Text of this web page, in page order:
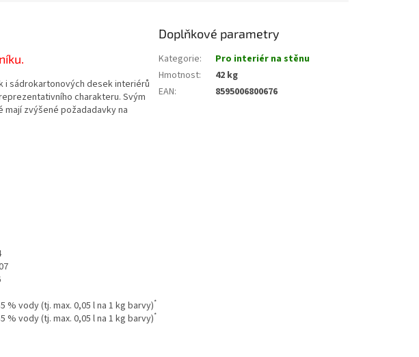
i sádrokartonových desek interiérů
charakteru. Svým
zvýšené požadadavky na
% vody (tj. max. 0,05 l na 1 kg barvy)*
% vody (tj. max. 0,05 l na 1 kg barvy)*
Doplňkové parametry
Kategorie:
Pro interiér na stěnu
Hmotnost:
42 kg
EAN: 8595006800676